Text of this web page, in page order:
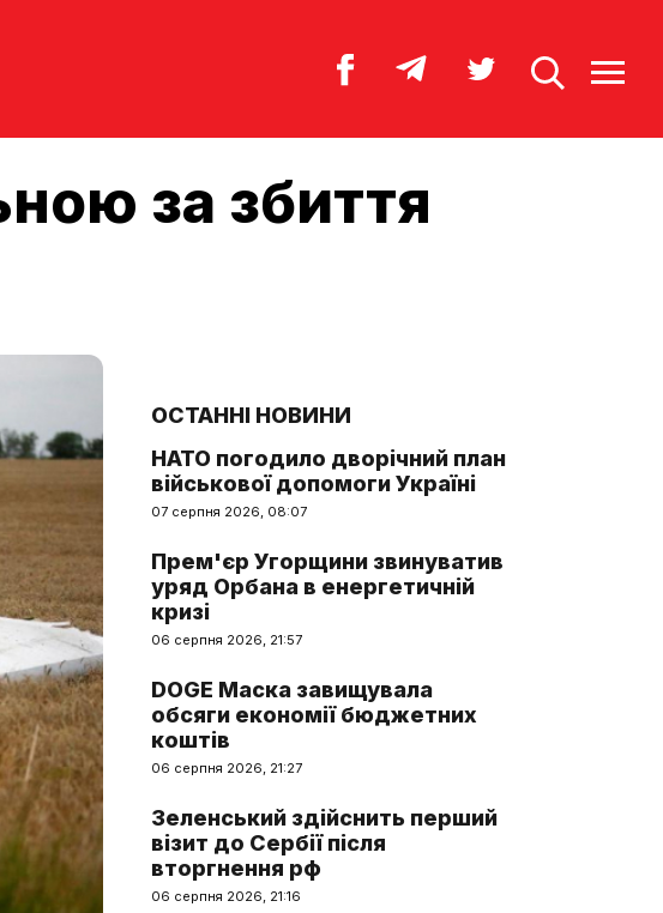
за збиття
ОСТАННІ НОВИНИ
НАТО погодило дворічний план
військової допомоги Україні
07 серпня 2026, 08:07
Прем'єр Угорщини звинуватив
уряд Орбана в енергетичній
кризі
06 серпня 2026, 21:57
DOGE Маска завищувала
обсяги економії бюджетних
коштів
06 серпня 2026, 21:27
Зеленський здійснить перший
візит до Сербії після
вторгнення рф
06 серпня 2026, 21:16